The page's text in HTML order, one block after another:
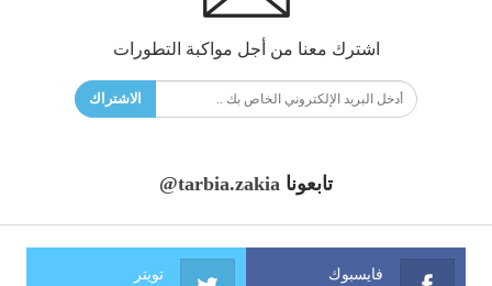
اشترك معنا من أجل مواكبة التطورات
الاشتراك
تابعونا @tarbia.zakia
فايسبوك تويتر